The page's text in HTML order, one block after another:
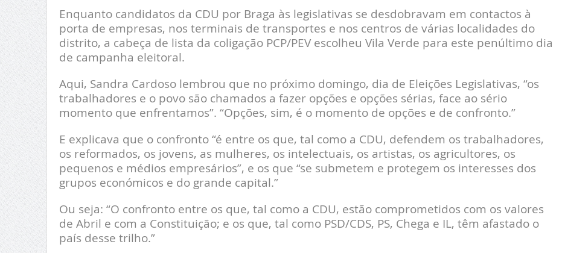
Enquanto candidatos da CDU por Braga às legislativas se desdobravam em contactos à
porta de empresas, nos terminais de transportes e nos centros de várias localidades do
distrito, a cabeça de lista da coligação PCP/PEV escolheu Vila Verde para este penúltimo dia
de campanha eleitoral.
Aqui, Sandra Cardoso lembrou que no próximo domingo, dia de Eleições Legislativas, “os
trabalhadores e o povo são chamados a fazer opções e opções sérias, face ao sério
momento que enfrentamos”. “Opções, sim, é o momento de opções e de confronto.”
E explicava que o confronto “é entre os que, tal como a CDU, defendem os trabalhadores,
os reformados, os jovens, as mulheres, os intelectuais, os artistas, os agricultores, os
pequenos e médios empresários”, e os que “se submetem e protegem os interesses dos
grupos económicos e do grande capital.”
Ou seja: “O confronto entre os que, tal como a CDU, estão comprometidos com os valores
de Abril e com a Constituição; e os que, tal como PSD/CDS, PS, Chega e IL, têm afastado o
país desse trilho.”